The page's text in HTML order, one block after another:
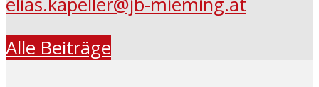
Alle Beiträge